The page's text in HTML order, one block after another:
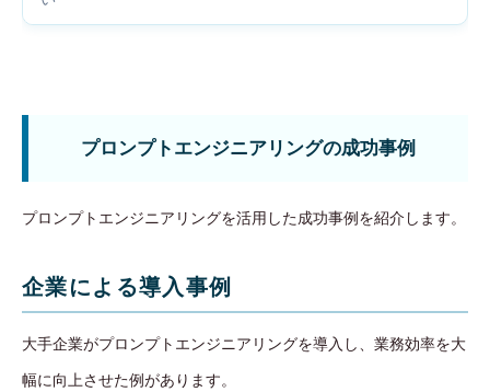
プロンプトエンジニアリングの成功事例
プロンプトエンジニアリングを活用した成功事例を紹介します。
企業による導入事例
大手企業がプロンプトエンジニアリングを導入し、業務効率を大
幅に向上させた例があります。